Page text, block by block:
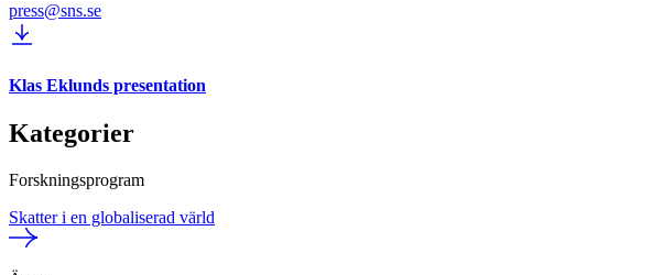
press@sns.se
Klas Eklunds presentation
Kategorier
Forskningsprogram
Skatter i en globaliserad värld